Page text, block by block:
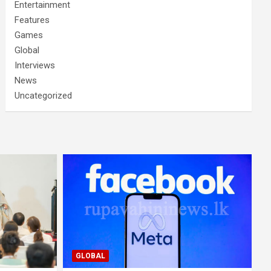
Entertainment
Features
Games
Global
Interviews
News
Uncategorized
GLOBAL